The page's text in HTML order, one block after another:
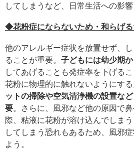
してしまうなど、日常生活への影響
◆花粉症にならないため・和らげる
他のアレルギー症状を放置せず、
ることが重要。 子どもには幼少期
してあげることも発症率を下げる
花粉に物理的に触れないようにする
ットの掃除や空気清浄機の設置な
要。さらに、風邪など他の原因で
際、粘液に花粉が溶け込んでしま
してしまう恐れもあるため、風邪
よう。